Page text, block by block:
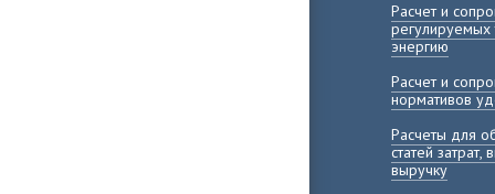
Расчет и
энергию
Расчет и
нормативов
Расчеты для
статей
выручку